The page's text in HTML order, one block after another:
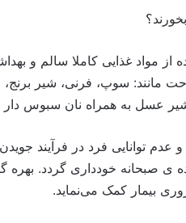
از مواد غذایی کاملا سالم و
مانند: سوپ، فرنی، شیر
عسل به همراه نان سبوس
و عدم توانایی فرد در فرآیند
صبحانه خودداری گردد. بهره
بیمار کمک می‌نماید.